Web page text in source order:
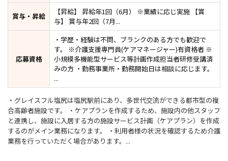
賞与・昇給
【昇給】 昇給年1回（6月） ※業績に応じ実施 【賞
与】 賞与年2回（7月...
応募資格
・学歴・経験は不問、ブランクのある方でも歓迎で
す。 ※介護支援専門員(ケアマネージャー)有資格者 ※
小規模多機能型サービス等計画作成担当者研修受講済
みの方 ・勤務事業所・勤務開始日は相談に応じます。
...
・グレイスフル塩尻は塩尻駅前にあり、多世代交流ができる都市型の複
合高齢者施設です。 ・ケアプランを作成するため、施設内の他スタッフ
と連携し、施設に入居する方の施設サービス計画（ケアプラン）を作成
するのがメイン業務になります。 ・利用者様の状況を確認するため介護
業務を行っていただく場合があります。...